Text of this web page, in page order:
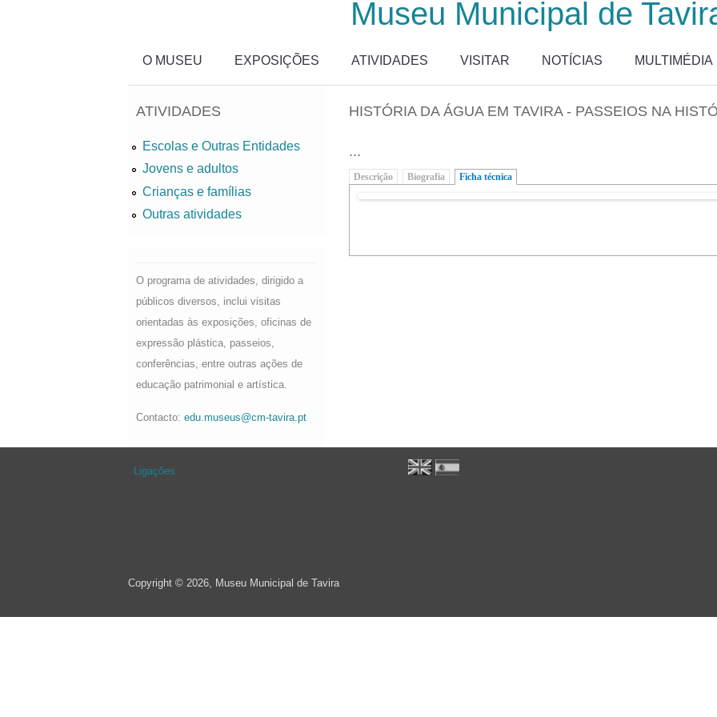
Museu Municipal de
O MUSEU EXPOSIÇÕES ATIVIDADES VISITAR NOTÍCIAS MULTIMÉDIA
HISTÓRIA DA ÁGUA EM TAVIRA - PASSEIOS NA
...
Descrição Biografia Ficha técnica
ATIVIDADES
Escolas e Outras Entidades
Jovens e adultos
Crianças e famílias
Outras atividades
O programa de atividades, dirigido a
públicos diversos, inclui visitas
orientadas às exposições, oficinas de
expressão plástica, passeios,
conferências, entre outras ações de
educação patrimonial e artística.
Contacto: edu.museus@cm-tavira.pt
Ligações
Copyright © 2026, Museu Municipal de Tavira